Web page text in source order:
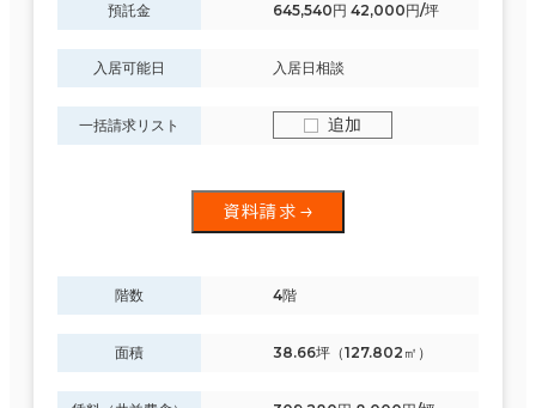
預託金 645,540円 42,000円/坪
入居可能日 入居日相談
一括請求リスト 追加
資料請求
階数 4階
面積 38.66坪（127.802㎡）